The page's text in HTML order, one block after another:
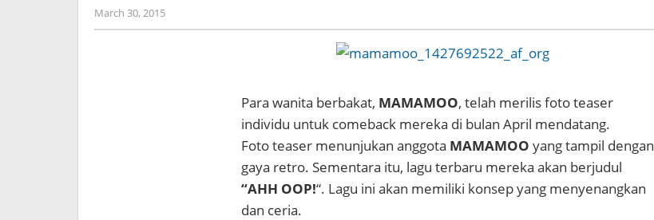
March 30, 2015by
Koreanindo
Para wanita berbakat, MAMAMOO, telah merilis foto teaser
individu untuk comeback mereka di bulan April mendatang.
Foto teaser menunjukan anggota MAMAMOO yang tampil dengan
gaya retro. Sementara itu, lagu terbaru mereka akan berjudul
“AHH OOP!“. Lagu ini akan memiliki konsep yang menyenangkan
dan ceria.